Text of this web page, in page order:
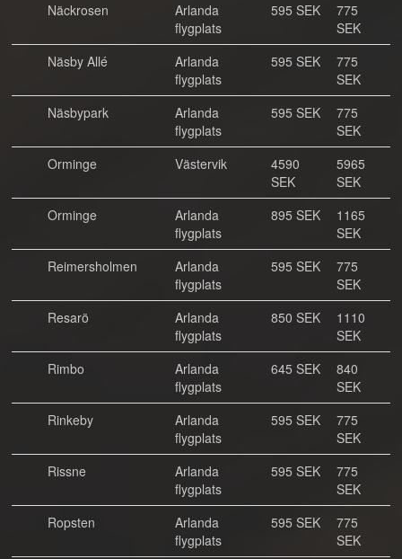
Näckrosen
Arlanda
flygplats
595 SEK
775
SEK
Näsby Allé
Arlanda
flygplats
595 SEK
775
SEK
Näsbypark
Arlanda
flygplats
595 SEK
775
SEK
Orminge
Västervik
4590
SEK
5965
SEK
Orminge
Arlanda
flygplats
895 SEK
1165
SEK
Reimersholmen
Arlanda
flygplats
595 SEK
775
SEK
Resarö
Arlanda
flygplats
850 SEK
1110
SEK
Rimbo
Arlanda
flygplats
645 SEK
840
SEK
Rinkeby
Arlanda
flygplats
595 SEK
775
SEK
Rissne
Arlanda
flygplats
595 SEK
775
SEK
Ropsten
Arlanda
flygplats
595 SEK
775
SEK